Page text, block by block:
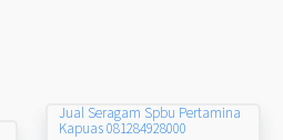
Jual Seragam Spbu Pertamina
Kapuas 081284928000